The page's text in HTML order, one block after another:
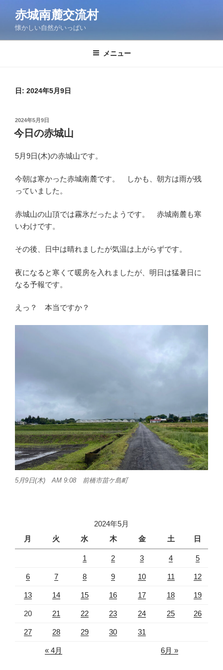
ン
赤城南麓交流村
懐かしい自然がいっぱい
メニュー
日: 2024年5月9日
投
稿
日:
2024年5月9日
今日の赤城山
5月9日(木)の赤城山です。
今朝は寒かった赤城南麓です。 しかも、朝方は雨が残
っていました。
赤城山の山頂では霧氷だったようです。 赤城南麓も寒
いわけです。
その後、日中は晴れましたが気温は上がらずです。
夜になると寒くて暖房を入れましたが、明日は猛暑日に
なる予報です。
えっ？ 本当ですか？
5月9日(木) AM 9:08 前橋市苗ケ島町
2024年5月
月
火 水 木 金 土 日
1 2 3 4 5
6 7 8 9 10 11 12
13 14 15 16 17 18 19
20 21 22 23 24 25 26
27 28 29 30 31
« 4月 6月 »